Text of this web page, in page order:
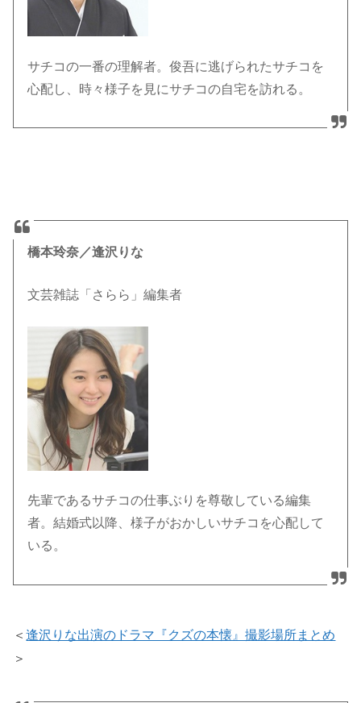
サチコの一番の理解者。俊吾に逃げられたサチコを
心配し、時々様子を見にサチコの自宅を訪れる。
橋本玲奈／逢沢りな
文芸雑誌「さらら」編集者
先輩であるサチコの仕事ぶりを尊敬している編集
者。結婚式以降、様子がおかしいサチコを心配して
いる。
＜逢沢りな出演のドラマ『クズの本懐』撮影場所まとめ
＞